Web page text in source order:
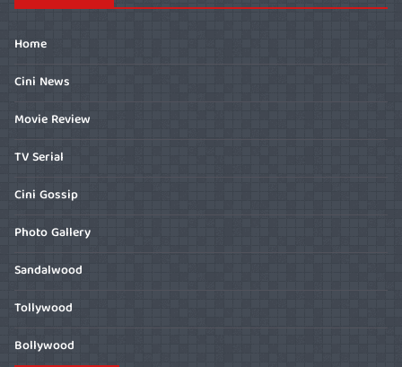
Home
Cini News
Movie Review
TV Serial
Cini Gossip
Photo Gallery
Sandalwood
Tollywood
Bollywood